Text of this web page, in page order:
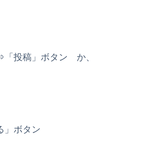
「投稿」ボタン か、
」ボタン